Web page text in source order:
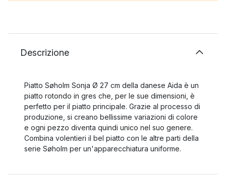
Descrizione
Piatto Søholm Sonja Ø 27 cm della danese Aida è un
piatto rotondo in gres che, per le sue dimensioni, è
perfetto per il piatto principale. Grazie al processo di
produzione, si creano bellissime variazioni di colore
e ogni pezzo diventa quindi unico nel suo genere.
Combina volentieri il bel piatto con le altre parti della
serie Søholm per un'apparecchiatura uniforme.